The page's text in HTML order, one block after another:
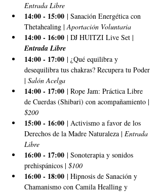
Entrada Libre
14:00 - 15:00 | Sanación Energética con
Thetahealing | Aportación Voluntaria
14:00 - 16:00 | DJ HUITZI Live Set |
Entrada Libre
14:00 - 17:00 | ¿Qué equilibra y
desequilibra tus chakras? Recupera tu Poder
| Salón Acelga
14:00 - 17:00 | Rope Jam: Práctica Libre
de Cuerdas (Shibari) con acompañamiento |
$200
15:00 - 16:00 | Activismo a favor de los
Derechos de la Madre Naturaleza | Entrada
Libre
16:00 - 17:00 | Sonoterapia y sonidos
prehispánicos | $100
16:00 - 18:00 | Hipnosis de Sanación y
Chamanismo con Camila Healling y